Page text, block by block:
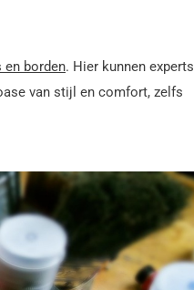
en borden. Hier kunnen experts
van stijl en comfort, zelfs